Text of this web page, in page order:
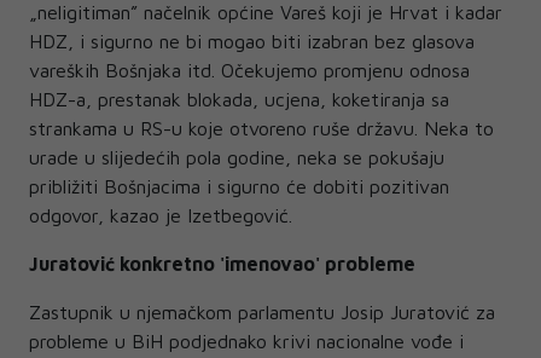
„neligitiman” načelnik općine Vareš koji je Hrvat i kadar
HDZ, i sigurno ne bi mogao biti izabran bez glasova
vareških Bošnjaka itd. Očekujemo promjenu odnosa
HDZ-a, prestanak blokada, ucjena, koketiranja sa
strankama u RS-u koje otvoreno ruše državu. Neka to
urade u slijedećih pola godine, neka se pokušaju
približiti Bošnjacima i sigurno će dobiti pozitivan
odgovor, kazao je Izetbegović.
Juratović konkretno 'imenovao' probleme
Zastupnik u njemačkom parlamentu Josip Juratović za
probleme u BiH podjednako krivi nacionalne vođe i